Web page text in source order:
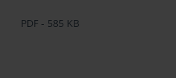
PDF - 585 KB